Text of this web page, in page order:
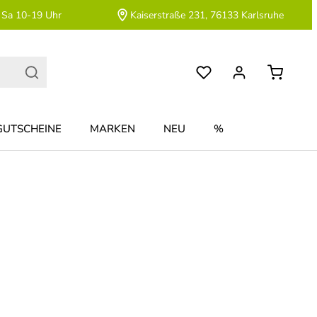
10-19 Uhr Kaiserstraße 231, 76133 Karlsruhe
MARKEN NEU %